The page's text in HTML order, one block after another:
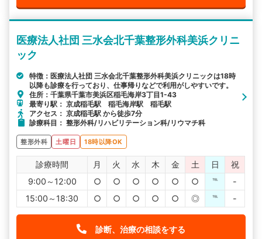
医療法人社団 三水会北千葉整形外科美浜クリニ
ック
特徴：医療法人社団 三水会北千葉整形外科美浜クリニックは18時
以降も診療を行っており、仕事帰りなどで利用がしやすいです。
住所：千葉県千葉市美浜区稲毛海岸3丁目1-43
最寄り駅： 京成稲毛駅 稲毛海岸駅 稲毛駅
アクセス： 京成稲毛駅 から徒歩7分
診療科目： 整形外科/リハビリテーション科/リウマチ科
整形外科 土曜日 18時以降OK
診療時間 月 火 水 木 金 土 日
祝
9:00～12:00
○ ○ ○ ○ ○ ○ ℡
-
15:00～18:30
○ ○ ○ ○ ○ ◎ ℡ -
診断、治療の相談をする